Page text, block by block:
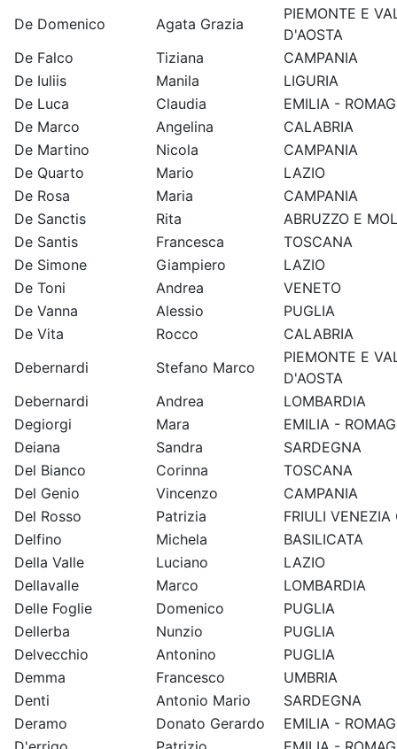
De Domenico
Agata Grazia
PIEMONTE E
D'AOSTA
De Falco
Tiziana
CAMPANIA
De Iuliis
Manila
LIGURIA
De Luca
Claudia
EMILIA -
De Marco
Angelina
CALABRIA
De Martino
Nicola
CAMPANIA
De Quarto
Mario
LAZIO
De Rosa
Maria
CAMPANIA
De Sanctis
Rita
ABRUZZO E
De Santis
Francesca
TOSCANA
De Simone
Giampiero
LAZIO
De Toni
Andrea
VENETO
De Vanna
Alessio
PUGLIA
De Vita
Rocco
CALABRIA
Debernardi
Stefano Marco
PIEMONTE E
D'AOSTA
Debernardi
Andrea
LOMBARDIA
Degiorgi
Mara
EMILIA -
Deiana
Sandra
SARDEGNA
Del Bianco
Corinna
TOSCANA
Del Genio
Vincenzo
CAMPANIA
Del Rosso
Patrizia
FRIULI VENEZIA
Delfino
Michela
BASILICATA
Della Valle
Luciano
LAZIO
Dellavalle
Marco
LOMBARDIA
Delle Foglie
Domenico
PUGLIA
Dellerba
Nunzio
PUGLIA
Delvecchio
Antonino
PUGLIA
Demma
Francesco
UMBRIA
Denti
Antonio Mario
SARDEGNA
Deramo
Donato Gerardo
EMILIA -